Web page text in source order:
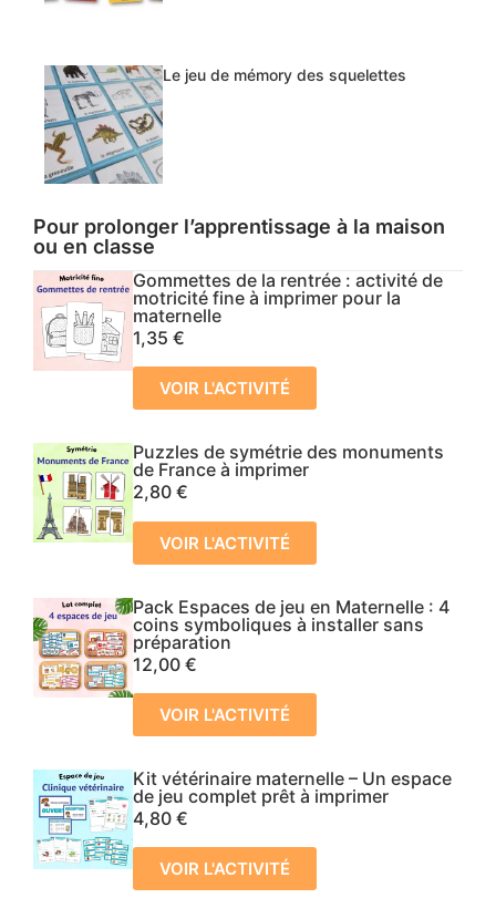
Le jeu de mémory des squelettes
Pour prolonger l’apprentissage à la maison
ou en classe
Gommettes de la rentrée : activité de
motricité fine à imprimer pour la
maternelle
1,35 €
VOIR L'ACTIVITÉ
Puzzles de symétrie des monuments
de France à imprimer
2,80 €
VOIR L'ACTIVITÉ
Pack Espaces de jeu en Maternelle : 4
coins symboliques à installer sans
préparation
12,00 €
VOIR L'ACTIVITÉ
Kit vétérinaire maternelle – Un espace
de jeu complet prêt à imprimer
4,80 €
VOIR L'ACTIVITÉ